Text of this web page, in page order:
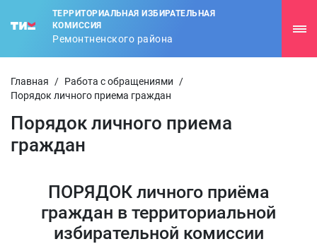
ТЕРРИТОРИАЛЬНАЯ ИЗБИРАТЕЛЬНАЯ
КОМИССИЯ
Ремонтненского района
Главная / Работа с обращениями
/
Порядок личного приема граждан
Порядок личного приема
граждан
ПОРЯДОК личного приёма
граждан в территориальной
избирательной комиссии